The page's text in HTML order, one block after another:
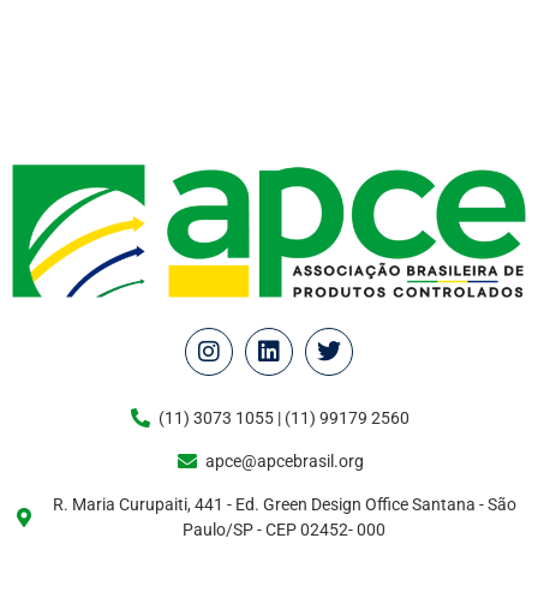
(11) 3073 1055 | (11) 99179 2560
apce@apcebrasil.org
R. Maria Curupaiti, 441 - Ed. Green Design Office Santana - São
Paulo/SP - CEP 02452- 000